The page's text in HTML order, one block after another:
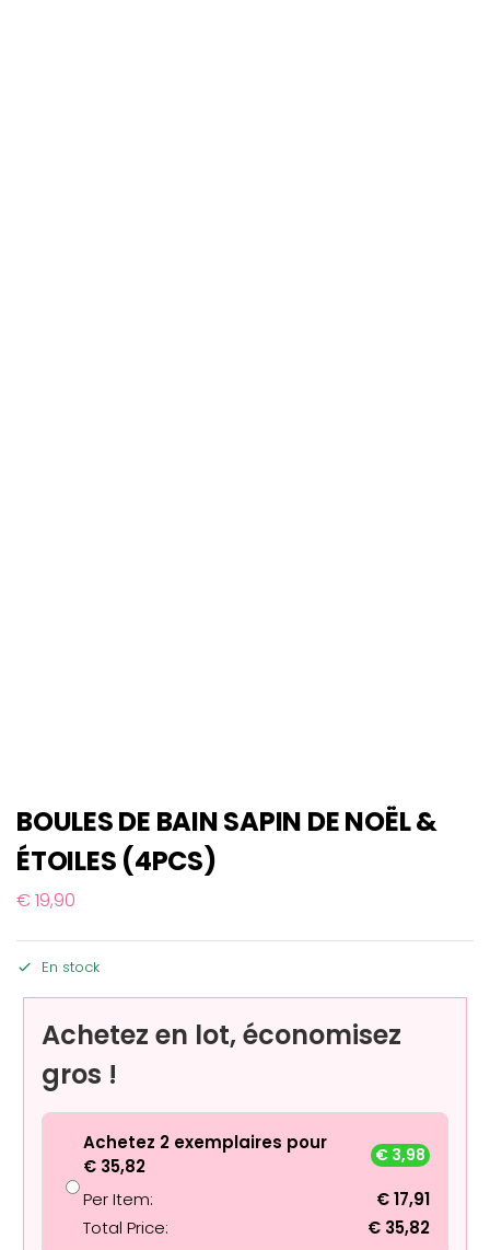
BOULES DE BAIN SAPIN DE NOËL &
ÉTOILES (4PCS)
€19,90
En stock
Achetez en lot, économisez
gros !
Achetez 2 exemplaires pour
€ 35,82
€ 3,98
Per Item: €17,91
Total Price:
€ 35,82